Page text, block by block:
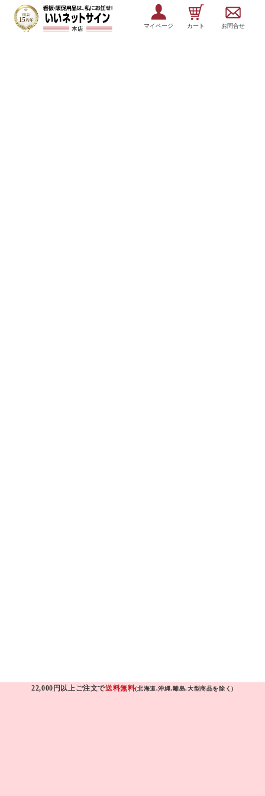
マイページ カート お問合せ
22,000円以上ご注文で送料無料(北海道,沖縄,離島,大型商品を除く)